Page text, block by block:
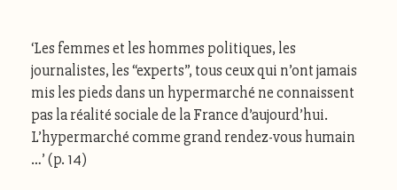
‘Les femmes et les hommes politiques, les
journalistes, les “experts”, tous ceux qui n’ont jamais
mis les pieds dans un hypermarché ne connaissent
pas la réalité sociale de la France d’aujourd’hui.
L’hypermarché comme grand rendez-vous humain
…’ (p. 14)